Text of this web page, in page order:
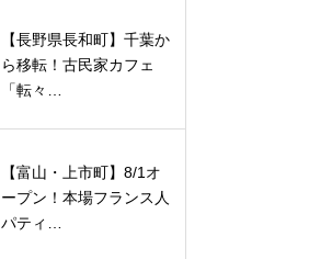
【長野県長和町】千葉か
ら移転！古民家カフェ
「転々…
【富山・上市町】8/1オ
ープン！本場フランス人
パティ…